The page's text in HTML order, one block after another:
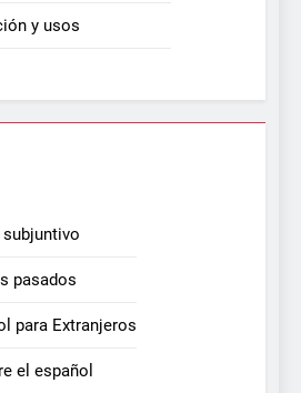
y usos
pasados
para Extranjeros
el español